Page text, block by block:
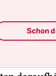
Die
Schon